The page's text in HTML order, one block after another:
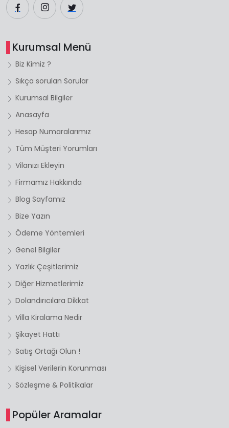
Kurumsal Menü
Biz Kimiz ?
Sıkça sorulan Sorular
Kurumsal Bilgiler
Anasayfa
Hesap Numaralarımız
Tüm Müşteri Yorumları
Vilanızı Ekleyin
Firmamız Hakkında
Blog Sayfamız
Bize Yazın
Ödeme Yöntemleri
Genel Bilgiler
Yazlık Çeşitlerimiz
Diğer Hizmetlerimiz
Dolandırıcılara Dikkat
Villa Kiralama Nedir
Şikayet Hattı
Satış Ortağı Olun !
Kişisel Verilerin Korunması
Sözleşme & Politikalar
Popüler Aramalar